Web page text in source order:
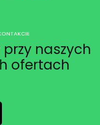
naszych
ofertach